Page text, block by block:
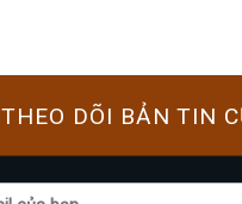
THEO DÕI BẢN TIN